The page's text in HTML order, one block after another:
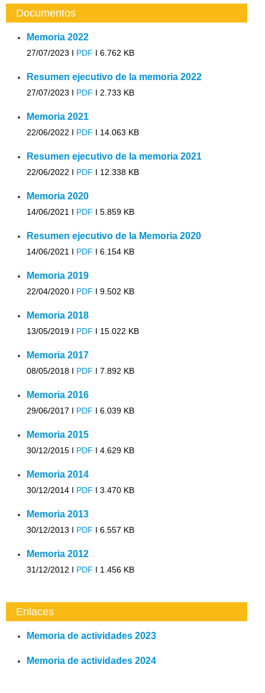
Documentos
Memoria 2022
27/07/2023 I PDF I 6.762 KB
Resumen ejecutivo de la memoria 2022
27/07/2023 I PDF I 2.733 KB
Memoria 2021
22/06/2022 I PDF I 14.063 KB
Resumen ejecutivo de la memoria 2021
22/06/2022 I PDF I 12.338 KB
Memoria 2020
14/06/2021 I PDF I 5.859 KB
Resumen ejecutivo de la Memoria 2020
14/06/2021 I PDF I 6.154 KB
Memoria 2019
22/04/2020 I PDF I 9.502 KB
Memoria 2018
13/05/2019 I PDF I 15.022 KB
Memoria 2017
08/05/2018 I PDF I 7.892 KB
Memoria 2016
29/06/2017 I PDF I 6.039 KB
Memoria 2015
30/12/2015 I PDF I 4.629 KB
Memoria 2014
30/12/2014 I PDF I 3.470 KB
Memoria 2013
30/12/2013 I PDF I 6.557 KB
Memoria 2012
31/12/2012 I PDF I 1.456 KB
Enlaces
Memoria de actividades 2023
Memoria de actividades 2024